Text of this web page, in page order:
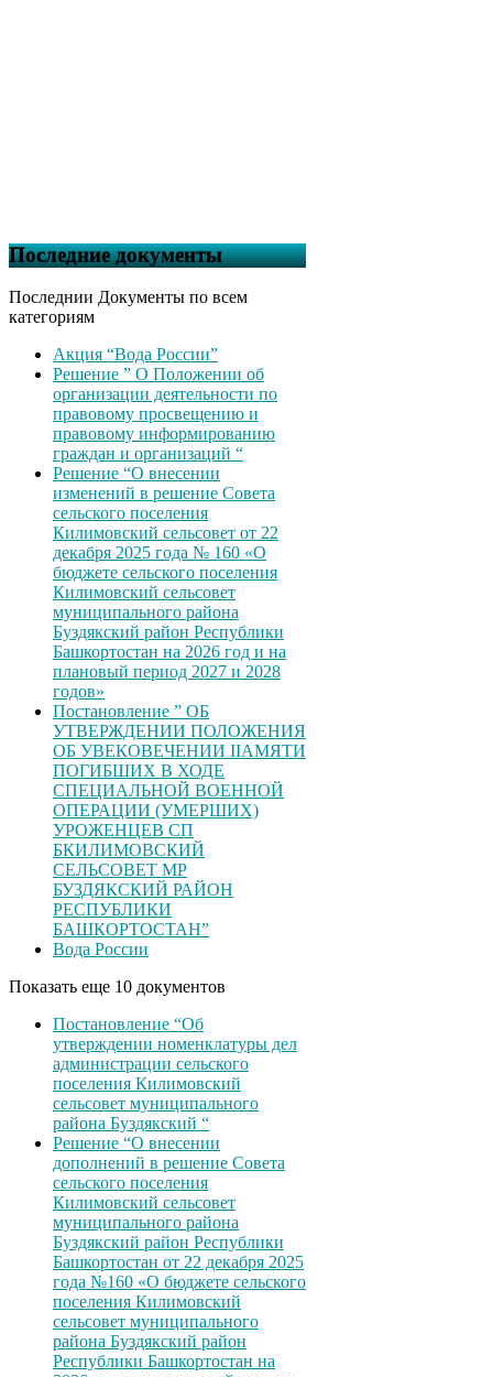
Последние документы
Последнии Документы по всем
категориям
Акция “Вода России”
Решение ” О Положении об
организации деятельности по
правовому просвещению и
правовому информированию
граждан и организаций “
Решение “О внесении
изменений в решение Совета
сельского поселения
Килимовский сельсовет от 22
декабря 2025 года № 160 «О
бюджете сельского поселения
Килимовский сельсовет
муниципального района
Буздякский район Республики
Башкортостан на 2026 год и на
плановый период 2027 и 2028
годов»
Постановление ” ОБ
УТВЕРЖДЕНИИ ПОЛОЖЕНИЯ
ОБ УВЕКОВЕЧЕНИИ ІІАМЯТИ
ПОГИБШИХ В ХОДЕ
СПЕЦИАЛЬНОЙ ВОЕННОЙ
ОПЕРАЦИИ (УМЕРШИХ)
УРОЖЕНЦЕВ CП
БКИЛИМОВСКИЙ
СЕЛЬСОВЕТ МР
БУЗДЯКСКИЙ РАЙОН
РЕСПУБЛИКИ
БАШКОРТОСТАН”
Вода России
Показать еще 10 документов
Постановление “Об
утверждении номенклатуры дел
администрации сельского
поселения Килимовский
сельсовет муниципального
района Буздякский “
Решение “О внесении
дополнений в решение Совета
сельского поселения
Килимовский сельсовет
муниципального района
Буздякский район Республики
Башкортостан от 22 декабря 2025
года №160 «О бюджете сельского
поселения Килимовский
сельсовет муниципального
района Буздякский район
Республики Башкортостан на